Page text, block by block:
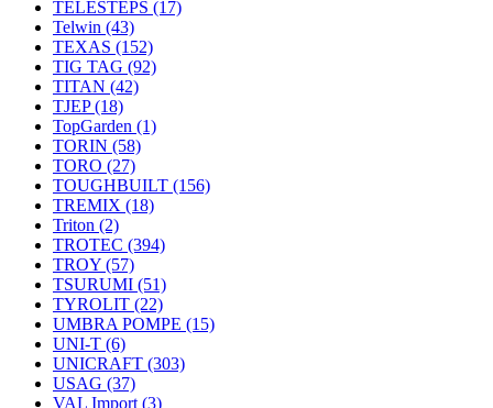
TELESTEPS (17)
Telwin (43)
TEXAS (152)
TIG TAG (92)
TITAN (42)
TJEP(18)
TopGarden (1)
TORIN (58)
TORO (27)
TOUGHBUILT (156)
TREMIX (18)
Triton (2)
TROTEC (394)
TROY (57)
TSURUMI (51)
TYROLIT (22)
UMBRA POMPE (15)
UNI-T (6)
UNICRAFT (303)
USAG (37)
VAL Import (3)